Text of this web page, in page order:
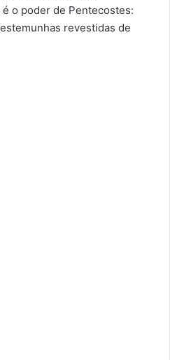
o poder de Pentecostes:
revestidas de